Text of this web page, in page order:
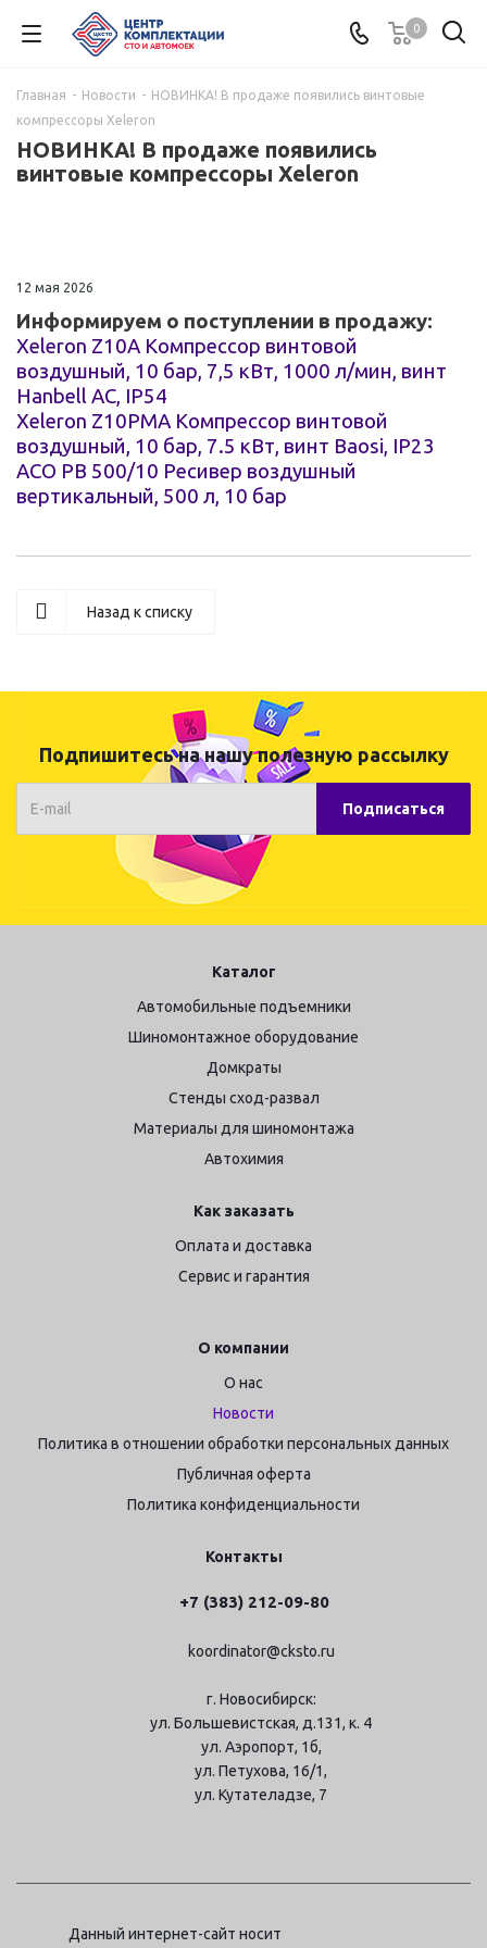
0
Главная - Новости - НОВИНКА! В продаже появились винтовые
компрессоры Xeleron
НОВИНКА! В продаже появились
винтовые компрессоры Xeleron
12 мая 2026
Информируем о поступлении в продажу:
Xeleron Z10A Компрессор винтовой
воздушный, 10 бар, 7,5 кВт, 1000 л/мин, винт
Hanbell AC, IP54
Xeleron Z10PMA Компрессор винтовой
воздушный, 10 бар, 7.5 кВт, винт Baosi, IP23
АСО РВ 500/10 Ресивер воздушный
вертикальный, 500 л, 10 бар
Назад к списку
Подпишитесь на нашу полезную рассылку
Каталог
Автомобильные подъемники
Шиномонтажное оборудование
Домкраты
Стенды сход-развал
Материалы для шиномонтажа
Автохимия
Как заказать
Оплата и доставка
Сервис и гарантия
О компании
О нас
Новости
Политика в отношении обработки персональных данных
Публичная оферта
Политика конфиденциальности
Контакты
+7 (383) 212-09-80
koordinator@cksto.ru
г. Новосибирск:
ул. Большевистская, д.131, к. 4
ул. Аэропорт, 1б,
ул. Петухова, 16/1,
ул. Кутателадзе, 7
Данный интернет-сайт носит